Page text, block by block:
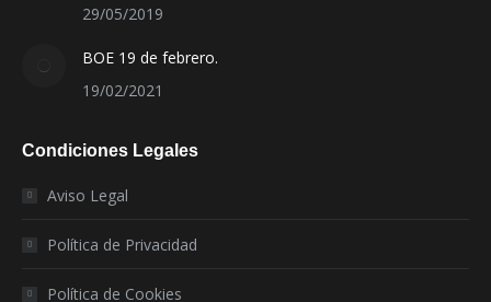
29/05/2019
BOE 19 de febrero.
19/02/2021
Condiciones Legales
Aviso Legal
Política de Privacidad
Política de Cookies